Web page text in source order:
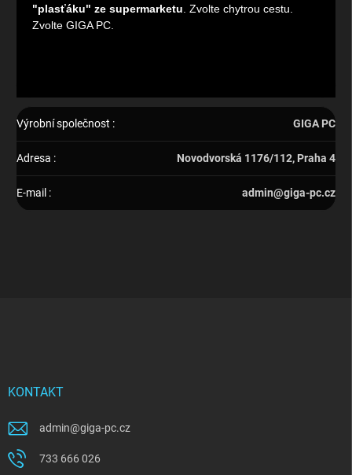
"plasťáku" ze supermarketu. Zvolte chytrou cestu.
Zvolte GIGA PC.
Výrobní společnost : GIGA PC
Adresa : Novodvorská 1176/112, Praha 4
E-mail : admin@giga-pc.cz
KONTAKT
admin@giga-pc.cz
733 666 026